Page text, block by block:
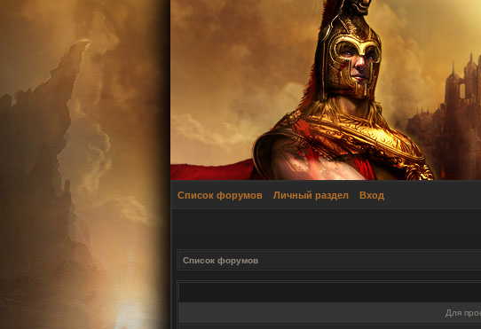
Список форумов Личный раздел Вход
Список форумов
Для